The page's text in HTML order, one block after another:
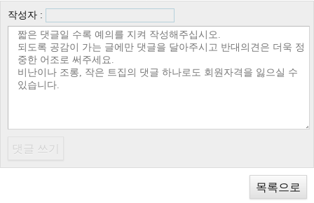
작성자 :
목록으로